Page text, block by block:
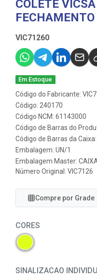
COLETE
FECHAMENTO
VIC71260
Em Estoque
Código do Fabricante:
Código: 240170
Código NCM: 61143000
Código de Barras do
Código de Barras da
Embalagem: UN/1
Embalagem Master:
Número Original: VIC7126
Compre por Grade
CORES
SINALIZACAO